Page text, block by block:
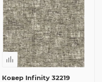
Ковер Infinity 32219